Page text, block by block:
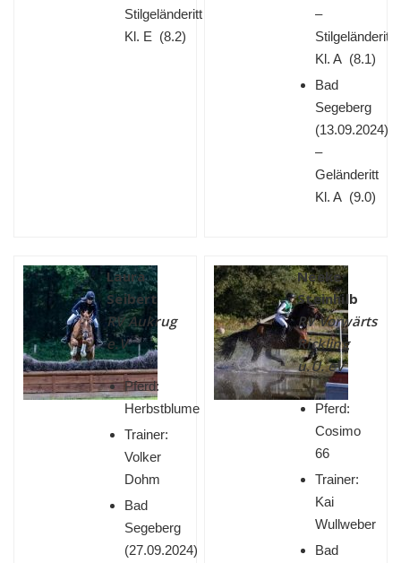
Stilgeländeritt
Kl. E (8.2)
–
Stilgeländeritt
Kl. A (8.1)
Bad
Segeberg
(13.09.2024)
–
Geländeritt
Kl. A (9.0)
Laura
Seibert
RV Aukrug
e.V
Pferd:
Herbstblume
Trainer:
Volker
Dohm
Bad
Segeberg
(27.09.2024)
Neeke
Steinhilb
RV Vorwärts
Rickling
u.U. eV
Pferd:
Cosimo
66
Trainer:
Kai
Wullweber
Bad